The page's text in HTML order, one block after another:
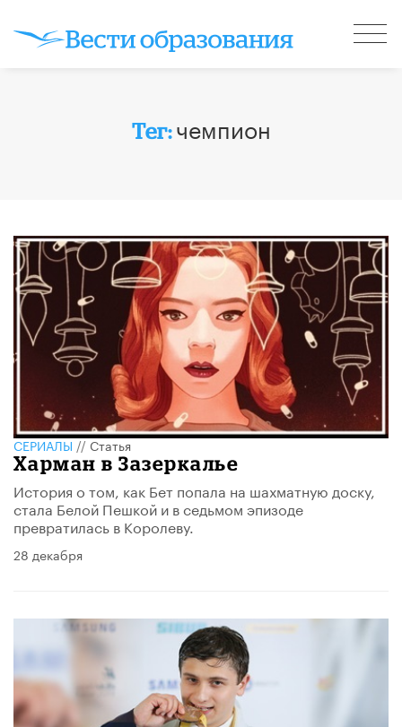
Тег:чемпион
СЕРИАЛЫ//Статья
Харман в Зазеркалье
История о том, как Бет попала на шахматную доску,
стала Белой Пешкой и в седьмом эпизоде
превратилась в Королеву.
28 декабря